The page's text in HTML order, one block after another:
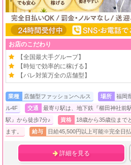
お店のこだわり
【全国最大手グループ】
【時短で効率的に稼げる】
【バレ対策万全の店舗型】
業種 店舗型ファッションヘルス 場所
福岡
ル4F
交通
最寄り駅は、地下鉄『櫛田神社前
駅』から徒歩7分♪
資格
18歳から35歳位まで
ます。
給与 日給45,500円以上可能※完全日
詳細を見る